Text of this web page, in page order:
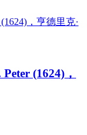
(1624)，